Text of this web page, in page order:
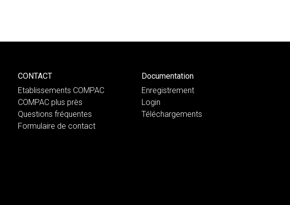
CONTACT
Etablissements COMPAC
COMPAC plus près
Questions fréquentes
Formulaire de contact
Documentation
Enregistrement
Login
Téléchargements